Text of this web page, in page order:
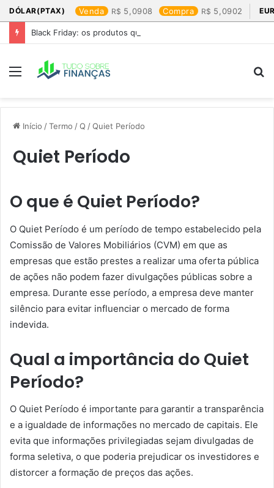
DÓLAR(PTAX) Venda 5,0908 Compra 5,0902
Black Friday: os produtos que mais valem a pena
Menu
Início /Termo /Q /Quiet Período
Quiet Período
O que é Quiet Período?
O Quiet Período é um período de tempo estabelecido pela
Comissão de Valores Mobiliários (CVM) em que as
empresas que estão prestes a realizar uma oferta pública
de ações não podem fazer divulgações públicas sobre a
empresa. Durante esse período, a empresa deve manter
silêncio para evitar influenciar o mercado de forma
indevida.
Qual a importância do Quiet
Período?
O Quiet Período é importante para garantir a transparência
e a igualdade de informações no mercado de capitais. Ele
evita que informações privilegiadas sejam divulgadas de
forma seletiva, o que poderia prejudicar os investidores e
distorcer a formação de preços das ações.